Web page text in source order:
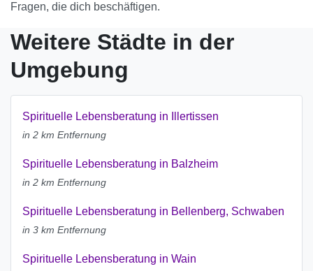
Fragen, die dich beschäftigen.
Weitere Städte in der
Umgebung
Spirituelle Lebensberatung in Illertissen
in 2 km Entfernung
Spirituelle Lebensberatung in Balzheim
in 2 km Entfernung
Spirituelle Lebensberatung in Bellenberg, Schwaben
in 3 km Entfernung
Spirituelle Lebensberatung in Wain